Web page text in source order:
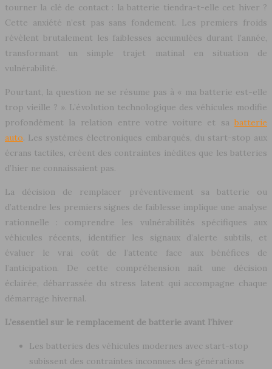
tourner la clé de contact : la batterie tiendra-t-elle cet hiver ?
Cette anxiété n’est pas sans fondement. Les premiers froids
révèlent brutalement les faiblesses accumulées durant l’année,
transformant un simple trajet matinal en situation de
vulnérabilité.
Pourtant, la question ne se résume pas à « ma batterie est-elle
trop vieille ? ». L’évolution technologique des véhicules modifie
profondément la relation entre votre voiture et sa batterie
auto . Les systèmes électroniques embarqués, du start-stop aux
écrans tactiles, créent des contraintes inédites que les batteries
d’hier ne connaissaient pas.
La décision de remplacer préventivement sa batterie ou
d’attendre les premiers signes de faiblesse implique une analyse
rationnelle : comprendre les vulnérabilités spécifiques aux
véhicules récents, identifier les signaux d’alerte subtils, et
évaluer le vrai coût de l’attente face aux bénéfices de
l’anticipation. De cette compréhension naît une décision
éclairée, débarrassée du stress latent qui accompagne chaque
démarrage hivernal.
L’essentiel sur le remplacement de batterie avant l’hiver
Les batteries des véhicules modernes avec start-stop
subissent des contraintes inconnues des générations